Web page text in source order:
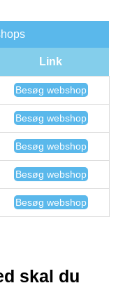
Link
Besøg webshop
Besøg webshop
Besøg webshop
Besøg webshop
Besøg webshop
skal du